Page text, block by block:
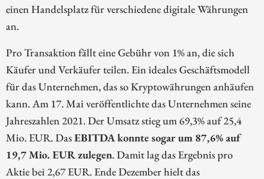
einen Handelsplatz für verschiedene digitale Währungen
an.
Pro Transaktion fällt eine Gebühr von 1% an, die sich
Käufer und Verkäufer teilen. Ein ideales Geschäftsmodell
für das Unternehmen, das so Kryptowährungen anhäufen
kann. Am 17. Mai veröffentlichte das Unternehmen seine
Jahreszahlen 2021. Der Umsatz stieg um 69,3% auf 25,4
Mio. EUR. DasEBITDA konnte sogar um 87,6% auf
19,7 Mio. EUR zulegen. Damit lag das Ergebnis pro
Aktie bei 2,67 EUR. Ende Dezember hielt das